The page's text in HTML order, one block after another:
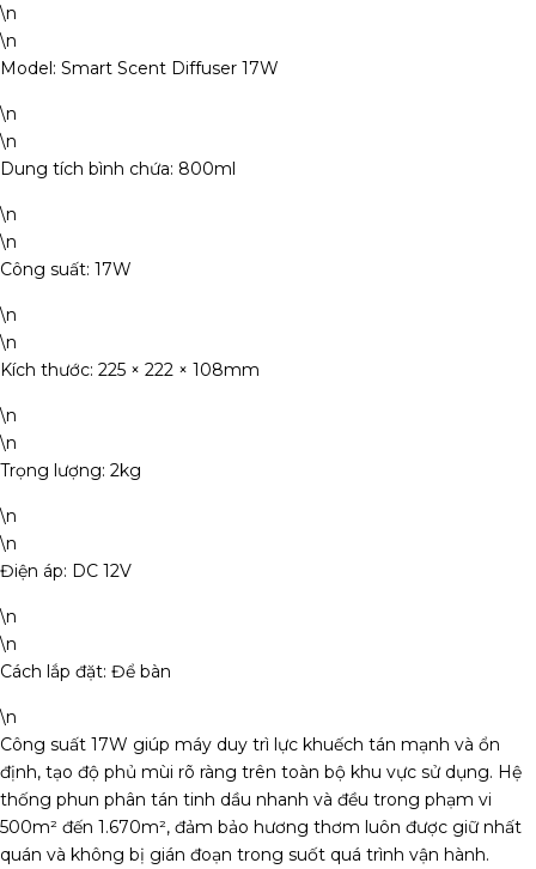
\n
\n
Model: Smart Scent Diffuser 17W
\n
\n
Dung tích bình chứa: 800ml
\n
\n
Công suất: 17W
\n
\n
Kích thước: 225 × 222 × 108mm
\n
\n
Trọng lượng: 2kg
\n
\n
Điện áp: DC 12V
\n
\n
Cách lắp đặt: Để bàn
\n
Công suất 17W giúp máy duy trì lực khuếch tán mạnh và ổn
định, tạo độ phủ mùi rõ ràng trên toàn bộ khu vực sử dụng. Hệ
thống phun phân tán tinh dầu nhanh và đều trong phạm vi
500m² đến 1.670m², đảm bảo hương thơm luôn được giữ nhất
quán và không bị gián đoạn trong suốt quá trình vận hành.